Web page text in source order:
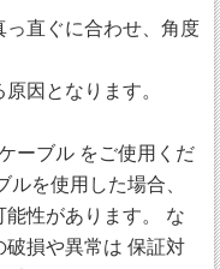
っ直ぐに合わせ、角度
因となります。
ーブル をご使用くだ
を使用した場合、
性があります。 な
損や異常は 保証対